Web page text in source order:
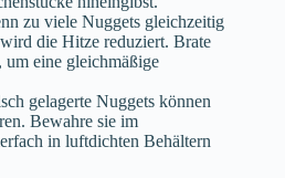
zu viele Nuggets gleichzeitig
die Hitze reduziert. Brate
eine gleichmäßige
gelagerte Nuggets können
Bewahre sie im
in luftdichten Behältern